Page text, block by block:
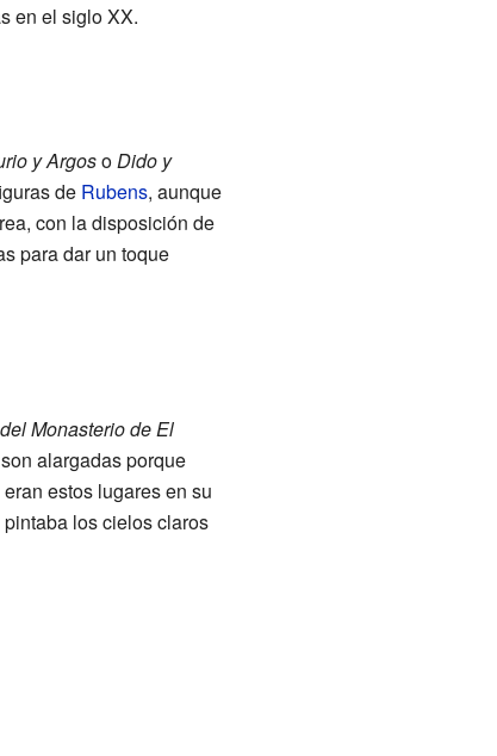
en el siglo XX.
y ArgosoDido y
de Rubens, aunque
con la disposición de
para dar un toque
Monasterio de El
alargadas porque
estos lugares en su
los cielos claros